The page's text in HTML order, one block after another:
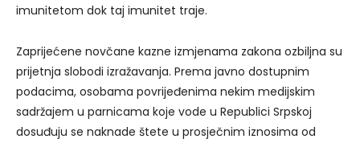
imunitetom dok taj imunitet traje.
Zaprijećene novčane kazne izmjenama zakona ozbiljna su
prijetnja slobodi izražavanja. Prema javno dostupnim
podacima, osobama povrijeđenima nekim medijskim
sadržajem u parnicama koje vode u Republici Srpskoj
dosuđuju se naknade štete u prosječnim iznosima od